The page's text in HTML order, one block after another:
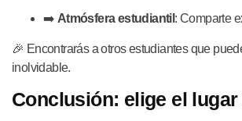
➡️ Atmósfera estudiantil : Comparte
🎉 Encontrarás a otros estudiantes que
inolvidable.
Conclusión: elige el